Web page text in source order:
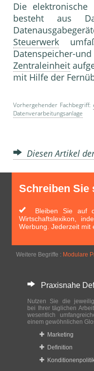
Die elektronische
besteht aus
Steuerwerk
Datenspeicher-
Zentraleinheit
mit Hilfe der
Vorhergehender Fachbegriff:
Datenverarbeitungsanlage
Diesen Artikel
Schreiben Sie
Bleiben Sie auf
Wirtschaftslexikon,
Werbung. Jederzeit mit
Weitere Begriffe : Modulare
Praxisnahe
Nutzen Sie die
bei Ihrer täglichen
wesentlich
einem gewöhnlichen
Marketing
Definition